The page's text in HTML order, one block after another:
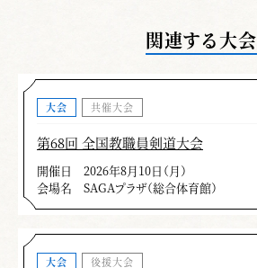
関連する大会
大会 共催大会
第68回 全国教職員剣道大会
開催日
2026年8月10日（月）
会場名
SAGAプラザ（総合体育館）
大会 後援大会